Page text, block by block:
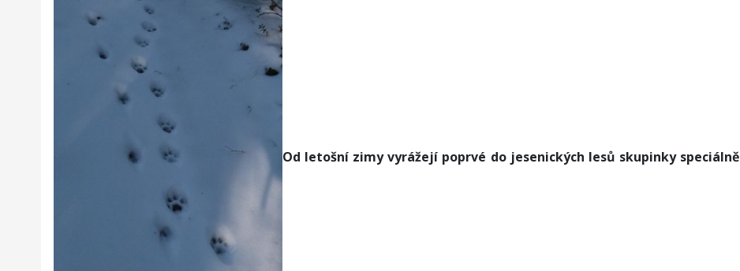
Od letošní zimy vyrážejí poprvé do jesenických lesů skupinky speciálně